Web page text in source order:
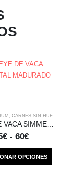
, CARNES SIN HUESO
RIBEYE DE VACA SIMMENTAL MADURADO
€ - 60€
OPCIONES